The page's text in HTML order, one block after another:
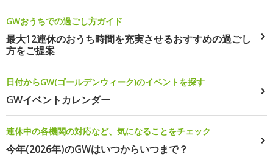
GWおうちでの過ごし方ガイド
最大12連休のおうち時間を充実させるおすすめの過ごし
方をご提案
日付からGW(ゴールデンウィーク)のイベントを探す
GWイベントカレンダー
連休中の各機関の対応など、気になることをチェック
今年(2026年)のGWはいつからいつまで？